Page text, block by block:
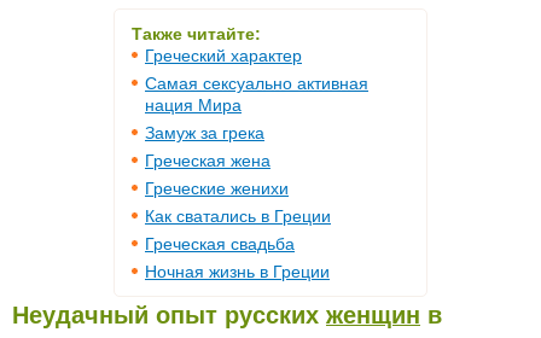
Также читайте:
Греческий характер
Самая сексуально активная
нация Мира
Замуж за грека
Греческая жена
Греческие женихи
Как сватались в Греции
Греческая свадьба
Ночная жизнь в Греции
Неудачный опыт русских женщин в